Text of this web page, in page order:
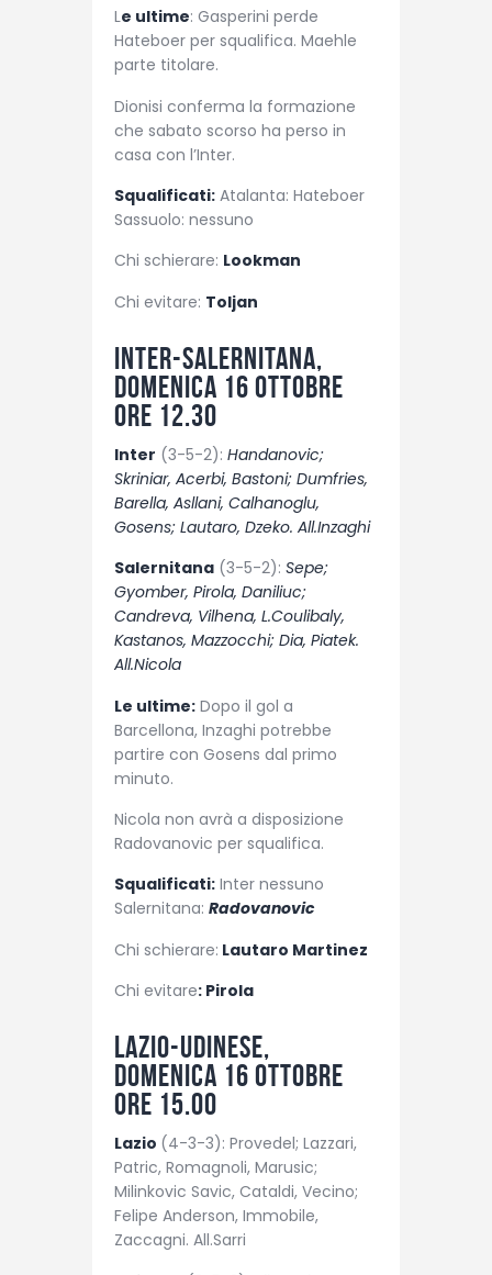
Le ultime: Gasperini perde
Hateboer per squalifica. Maehle
parte titolare.
Dionisi conferma la formazione
che sabato scorso ha perso in
casa con l’Inter.
Squalificati: Atalanta: Hateboer
Sassuolo: nessuno
Chi schierare: Lookman
Chi evitare: Toljan
Inter-Salernitana,
domenica 16 ottobre
ore 12.30
Inter (3-5-2): Handanovic;
Skriniar, Acerbi, Bastoni; Dumfries,
Barella, Asllani, Calhanoglu,
Gosens; Lautaro, Dzeko. All.Inzaghi
Salernitana (3-5-2): Sepe;
Gyomber, Pirola, Daniliuc;
Candreva, Vilhena, L.Coulibaly,
Kastanos, Mazzocchi; Dia, Piatek.
All.Nicola
Le ultime: Dopo il gol a
Barcellona, Inzaghi potrebbe
partire con Gosens dal primo
minuto.
Nicola non avrà a disposizione
Radovanovic per squalifica.
Squalificati: Inter nessuno
Salernitana: Radovanovic
Chi schierare: Lautaro Martinez
Chi evitare: Pirola
Lazio-Udinese,
domenica 16 ottobre
ore 15.00
Lazio (4-3-3): Provedel; Lazzari,
Patric, Romagnoli, Marusic;
Milinkovic Savic, Cataldi, Vecino;
Felipe Anderson, Immobile,
Zaccagni. All.Sarri